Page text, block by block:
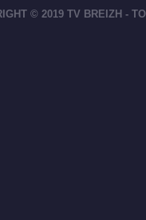
© 2019 TV BREIZH -